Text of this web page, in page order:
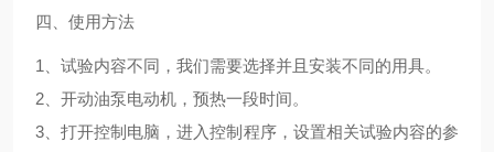
四、使用方法
1
、试验内容不同，我们需要选择并且安装不同的用具。
2 、开动油泵电动机，预热一段时间。
3 、打开控制电脑，进入控制程序，设置相关试验内容的参